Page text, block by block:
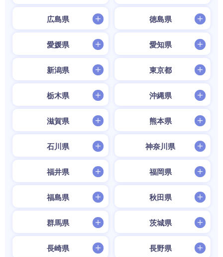
広島県 徳島県
愛媛県 愛知県
新潟県 東京都
栃木県 沖縄県
滋賀県 熊本県
石川県 神奈川県
福井県 福岡県
福島県 秋田県
群馬県 茨城県
長崎県 長野県